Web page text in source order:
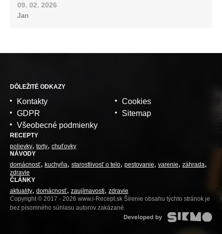
09. 02. 2026
Jan
DÔLEŽITÉ ODKAZY
Kontakty
GDPR
Všeobecné podmienky
Cookies
Sitemap
RECEPTY
polievky torty chuťovky
NÁVODY
domácnosť kuchyňa starostlivosť o telo pestovanie varenie
záhrada
zdravie
ČLÁNKY
aktuality domácnosť zaujímavosti
zdravie
Copyright © 2017 - 2026 www.i-Recept.sk Šírenie obsahu týchto stránok je
bez písomného súhlasu autorov zakázané.